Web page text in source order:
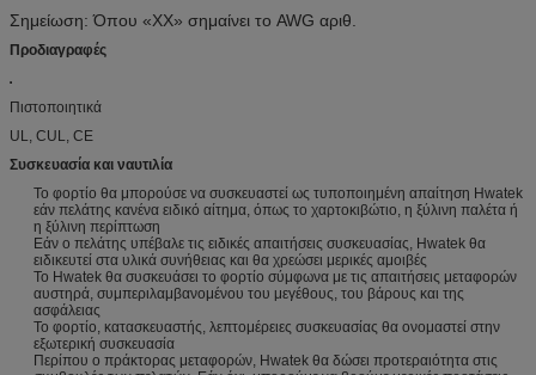
Σημείωση: Όπου «ΧΧ» σημαίνει το AWG αριθ.
Προδιαγραφές
Πιστοποιητικά
UL, CUL, CE
Συσκευασία και ναυτιλία
Το φορτίο θα μπορούσε να συσκευαστεί ως τυποποιημένη απαίτηση Hwatek
εάν πελάτης κανένα ειδικό αίτημα, όπως το χαρτοκιβώτιο, η ξύλινη παλέτα ή
η ξύλινη περίπτωση
Εάν ο πελάτης υπέβαλε τις ειδικές απαιτήσεις συσκευασίας, Hwatek θα
ειδικευτεί στα υλικά συνήθειας και θα χρεώσει μερικές αμοιβές
Το Hwatek θα συσκευάσει το φορτίο σύμφωνα με τις απαιτήσεις μεταφορών
αυστηρά, συμπεριλαμβανομένου του μεγέθους, του βάρους και της
ασφάλειας
Το φορτίο, κατασκευαστής, λεπτομέρειες συσκευασίας θα ονομαστεί στην
εξωτερική συσκευασία
Περίπου ο πράκτορας μεταφορών, Hwatek θα δώσει προτεραιότητα στις